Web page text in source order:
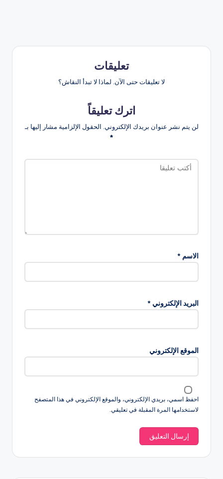
تعليقات
لا تعليقات حتى الآن. لماذا لا تبدأ النقاش؟
اترك تعليقاً
لن يتم نشر عنوان بريدك الإلكتروني. الحقول الإلزامية مشار إليها بـ
*
الاسم *
البريد الإلكتروني *
الموقع الإلكتروني
احفظ اسمي، بريدي الإلكتروني، والموقع الإلكتروني في هذا المتصفح
لاستخدامها المرة المقبلة في تعليقي.